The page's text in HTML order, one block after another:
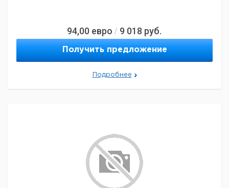
94,00 евро / 9 018 руб.
Получить предложение
Подробнее